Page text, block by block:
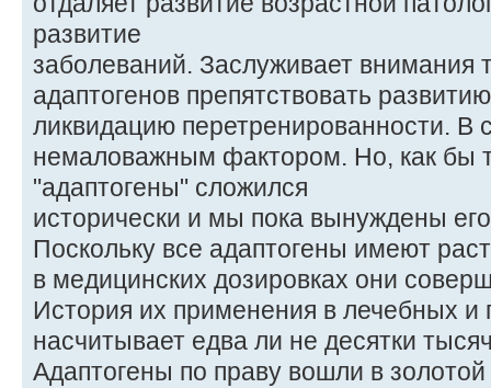
развитие
заболеваний. Заслуживает внимания
адаптогенов препятствовать
ликвидацию перетренированности. В
немаловажным фактором. Но, как бы
"адаптогены" сложился
исторически и мы пока вынуждены
Поскольку все адаптогены имеют
в медицинских дозировках они
История их применения в лечебных и
насчитывает едва ли не десятки
Адаптогены по праву вошли в